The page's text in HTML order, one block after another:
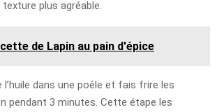
plus agréable.
de Lapin au pain d'épice
dans une poêle et fais frire les
pendant 3 minutes. Cette étape les